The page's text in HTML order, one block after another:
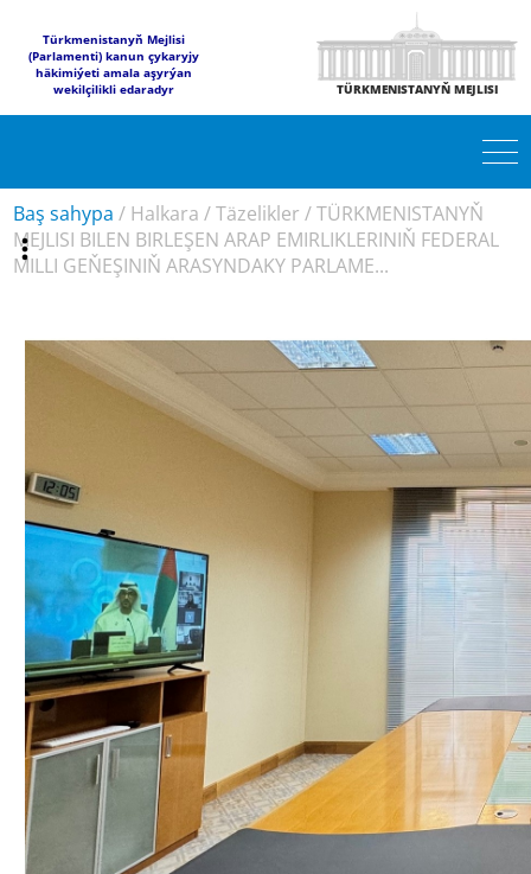
Türkmenistanyň Mejlisi
(Parlamenti) kanun çykaryjy
häkimiýeti amala aşyrýan
wekilçilikli edaradyr
TÜRKMENISTANYŇ MEJLISI
Baş sahypa / Halkara /Täzelikler /TÜRKMENISTANYŇ
MEJLISI BILEN BIRLEŞEN ARAP EMIRLIKLERINIŇ FEDERAL
MILLI GEŇEŞINIŇ ARASYNDAKY PARLAME...